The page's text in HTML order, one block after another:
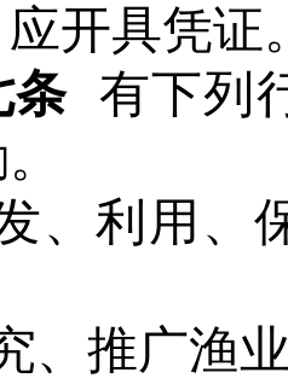
开具凭证
条 有下列
、利用、
、推广渔